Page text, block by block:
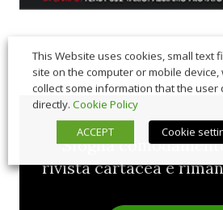
Sfoglia
rivista cartacea e
This Website uses cookies, small text
site on the computer or mobile
collect some information that the user
directly. Cookie Policy
ACCEPT
Cookie